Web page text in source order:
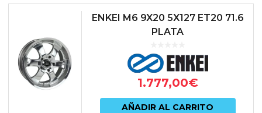
ENKEI M6 9X20 5X127 ET20 71.6
PLATA
1.777,00€
AÑADIR AL CARRITO